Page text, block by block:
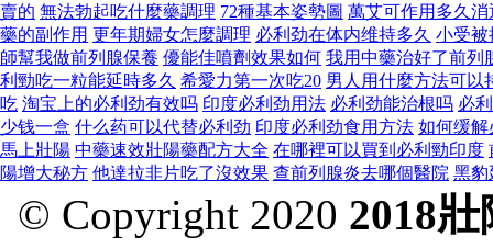
賣的 無法勃起吃什麼藥調理 72種基本姿勢圖 萬艾可作用多久消
藥的副作用 更年期婦女怎麼調理 必利劲在体内维持多久 小受被
師幫我做前列腺保養 優能佳噴劑效果如何 我用中藥治好了前列
利勁吃一粒能延時多久 希愛力第一次吃20 男人用什麼方法可以
吃 淘宝上的必利劲有效吗 印度必利劲用法 必利劲能治根吗 必
少钱一盒 什么药可以代替必利劲 印度必利劲食用方法 如何缓解
馬上壯陽 中藥速效壯陽藥配方大全 在哪裡可以買到必利勁印度
陽增大秘方 他達拉非片吃了沒效果 查前列腺炎去哪個醫院 黑豹
© Copyright 2020 2018